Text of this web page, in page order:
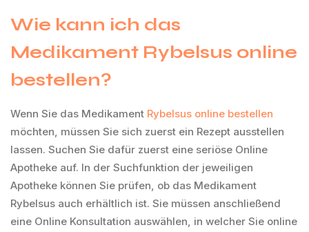
Wie kann ich das
Medikament Rybelsus online
bestellen?
Wenn Sie das Medikament Rybelsus online bestellen
möchten, müssen Sie sich zuerst ein Rezept ausstellen
lassen. Suchen Sie dafür zuerst eine seriöse Online
Apotheke auf. In der Suchfunktion der jeweiligen
Apotheke können Sie prüfen, ob das Medikament
Rybelsus auch erhältlich ist. Sie müssen anschließend
eine Online Konsultation auswählen, in welcher Sie online